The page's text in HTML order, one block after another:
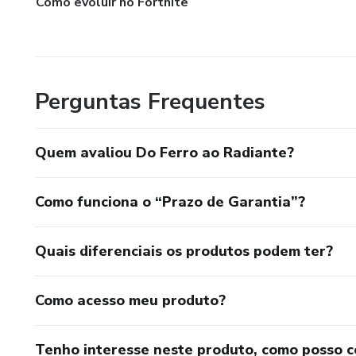
Perguntas Frequentes
Quem avaliou Do Ferro ao Radiante?
Como funciona o “Prazo de Garantia”?
Quais diferenciais os produtos podem ter?
Como acesso meu produto?
Tenho interesse neste produto, como posso